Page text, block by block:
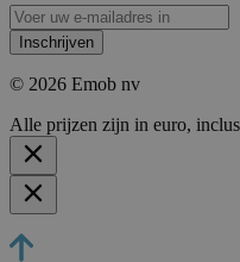
Inschrijven
© 2026 Emob nv
Alle prijzen zijn in euro,